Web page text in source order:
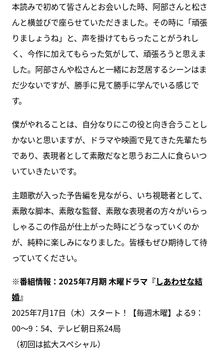
本読みで初めて皆さんとお会いした時、阿部さんと松さ
んと横並びで座らせていただきました。その時に「頑張
りましょうね」と、声を掛けてもらったことがうれし
く、今作に加えてもらった気がして、頑張ろうと思えま
した。阿部さんや松さんと一緒にお芝居するシーンはま
だ少ないですが、勝手に見て勝手に学んでいる感じで
す。
僕がやれることは、自分なりにこの役と向き合うことし
かないと思いますが、ドラマや映画で見てきた先輩たち
であり、表現者として素敵だなと思うお二人に食らいつ
いていきたいです。
主題歌が入った予告編を見ながら、いち視聴者として、
素敵な脚本、素敵な監督、素敵な表現者の方々がいらっ
しゃるこの作品が仕上がった時にどうなっていくのか
が、純粋に楽しみになりました。皆様もぜひ期待して待
っていてください。
※番組情報：2025年7月期 木曜ドラマ『しあわせな結
婚』
2025年7月17日（木）スタート！【毎週木曜】よる9：
00～9：54、テレビ朝日系24局
（初回は拡大スペシャル）